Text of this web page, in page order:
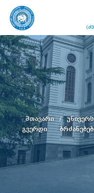
მთავარი
გვერდი